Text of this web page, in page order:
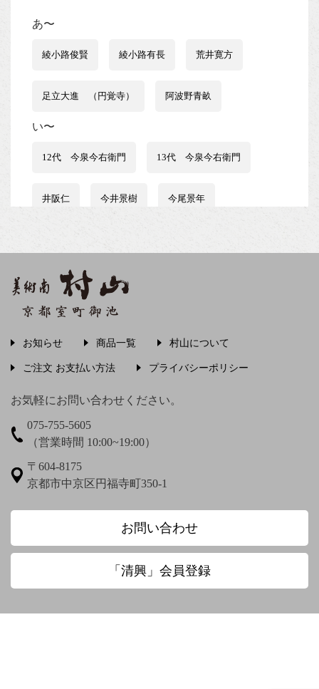
あ〜
綾小路俊賢 綾小路有長 荒井寛方
足立大進 （円覚寺） 阿波野青畝
い〜
12代 今泉今右衛門 13代 今泉今右衛門
井阪仁 今井景樹 今尾景年
石田波郷 石黒宗麿
梅渓通治
圓珠庵羅城
大田垣蓮月 大田垣蓮月 鈴木百年
大田垣蓮月賛 松岡環翠画 大谷光演
お知らせ 商品一覧 村山について
ご注文 お支払い方法 プライバシーポリシー
お気軽にお問い合わせください。
075-755-5605
（営業時間 10:00~19:00）
〒604-8175
京都市中京区円福寺町350-1
お問い合わせ
「清興」会員登録